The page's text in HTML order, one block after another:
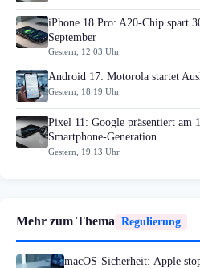
iPhone 18 Pro: A20-Chip spart
September
Gestern, 12:03 Uhr
Android 17: Motorola startet
Gestern, 18:19 Uhr
Pixel 11: Google präsentiert am
Smartphone-Generation
Gestern, 19:13 Uhr
Mehr zum Thema Regulierung
macOS-Sicherheit: Apple